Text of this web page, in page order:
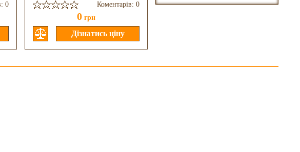
0 Коментарів: 0
0 грн
Коментарів: 0